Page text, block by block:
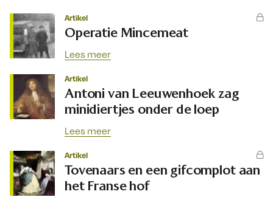
Artikel
Operatie Mincemeat
Lees meer
Artikel
Antoni van Leeuwenhoek zag
minidiertjes onder de loep
Lees meer
Artikel
Tovenaars en een gifcomplot aan
het Franse hof